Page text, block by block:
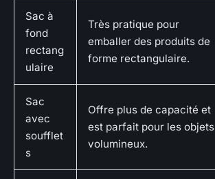
Sac à
fond
rectang
ulaire
Très pratique pour
emballer des produits de
forme rectangulaire.
Sac
avec
soufflet
s
Offre plus de capacité et
est parfait pour les objets
volumineux.